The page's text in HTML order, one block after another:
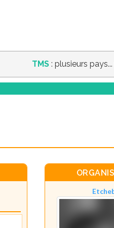
TMS : plusieurs